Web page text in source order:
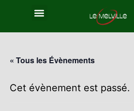
« Tous les Évènements
Cet évènement est passé.